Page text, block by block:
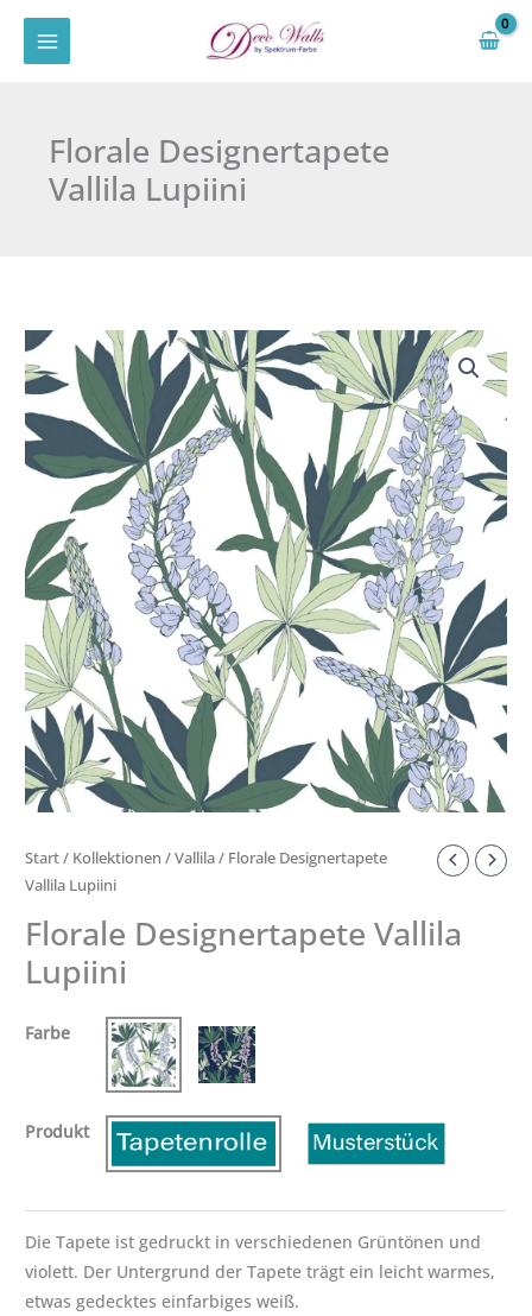
Zum
Inhalt
Florale Designertapete
Vallila Lupiini
Start/ Kollektionen /Vallila/ Florale Designertapete
Vallila Lupiini
Florale Designertapete Vallila
Lupiini
Farbe
Produkt
Die Tapete ist gedruckt in verschiedenen Grüntönen und
violett. Der Untergrund der Tapete trägt ein leicht warmes,
etwas gedecktes einfarbiges weiß.
Florale
Designertapete
Lupiini
Menge